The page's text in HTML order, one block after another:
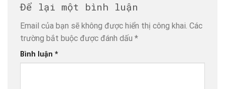
Để lại một bình luận
Email của bạn sẽ không được hiển thị công khai. Các
trường bắt buộc được đánh dấu *
Bình luận *